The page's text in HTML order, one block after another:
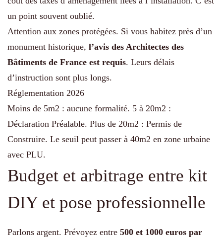
un point souvent oublié.
Attention aux zones protégées. Si vous habitez près d’un
monument historique, l’avis des Architectes des
Bâtiments de France est requis. Leurs délais
d’instruction sont plus longs.
Réglementation 2026
Moins de 5m2 : aucune formalité. 5 à 20m2 :
Déclaration Préalable. Plus de 20m2 : Permis de
Construire. Le seuil peut passer à 40m2 en zone urbaine
avec PLU.
Budget et arbitrage entre kit
DIY et pose professionnelle
Parlons argent. Prévoyez entre 500 et 1000 euros par